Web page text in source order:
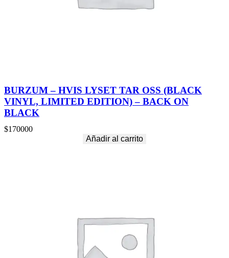
BURZUM – HVIS LYSET TAR OSS (BLACK
VINYL, LIMITED EDITION) – BACK ON
BLACK
$170000
Añadir al carrito